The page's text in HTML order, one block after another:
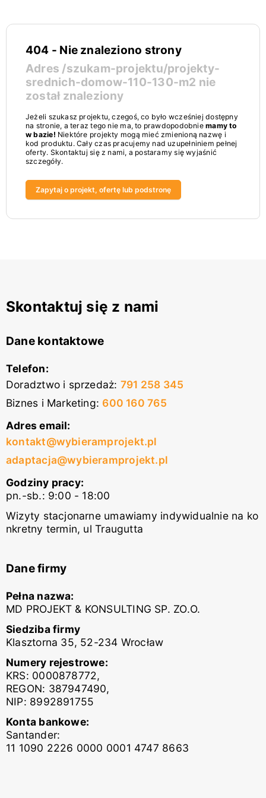
404 - Nie znaleziono strony
Adres /szukam-projektu/projekty-
srednich-domow-110-130-m2 nie
został znaleziony
Jeżeli szukasz projektu, czegoś, co było wcześniej dostępny
na stronie, a teraz tego nie ma, to prawdopodobniemamy to
w bazie! Niektóre projekty mogą mieć zmienioną nazwę i
kod produktu. Cały czas pracujemy nad uzupełniniem pełnej
oferty. Skontaktuj się z nami, a postaramy się wyjaśnić
szczegóły.
Zapytaj o projekt, ofertę lub podstronę
Skontaktuj się z nami
Dane kontaktowe
Telefon:
Doradztwo i sprzedaż: 791 258 345
Biznes i Marketing: 600 160 765
Adres email:
kontakt@wybieramprojekt.pl
adaptacja@wybieramprojekt.pl
Godziny pracy:
pn.-sb.: 9:00 - 18:00
Wizyty stacjonarne umawiamy indywidualnie na ko
nkretny termin, ul Traugutta
Dane firmy
Pełna nazwa:
MD PROJEKT & KONSULTING SP. ZO.O.
Siedziba firmy
Klasztorna 35, 52-234 Wrocław
Numery rejestrowe:
KRS: 0000878772,
REGON: 387947490,
NIP: 8992891755
Konta bankowe:
Santander:
11 1090 2226 0000 0001 4747 8663